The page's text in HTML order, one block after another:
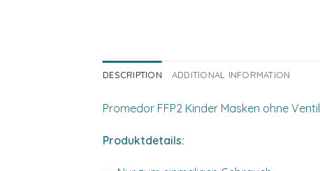
DESCRIPTION ADDITIONAL INFORMATION
Promedor FFP2 Kinder Masken ohne Ventil
Produktdetails: